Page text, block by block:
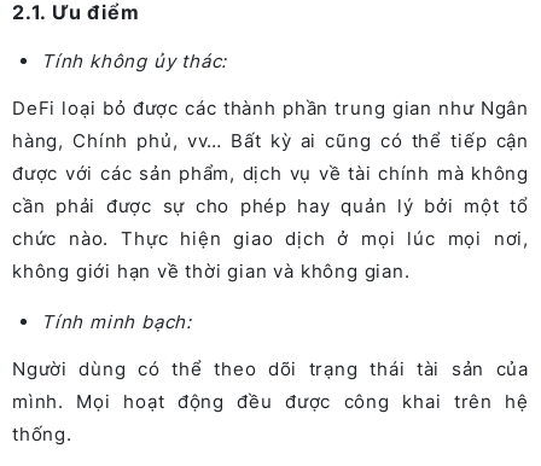
2.1. Ưu điểm
Tính không ủy thác:
DeFi loại bỏ được các thành phần trung gian như Ngân
hàng, Chính phủ, vv… Bất kỳ ai cũng có thể tiếp cận
được với các sản phẩm, dịch vụ về tài chính mà không
cần phải được sự cho phép hay quản lý bởi một tổ
chức nào.Thực hiện giao dịch ở mọi lúc mọi nơi,
không giới hạn về thời gian và không gian.
Tính minh bạch:
Người dùng có thể theo dõi trạng thái tài sản của
mình. Mọi hoạt động đều được công khai trên hệ
thống.